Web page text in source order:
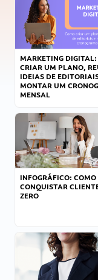
MARKETING
CRIAR UM PLANO,
IDEIAS DE
MONTAR UM
MENSAL
INFOGRÁFICO: COMO
CONQUISTAR
ZERO